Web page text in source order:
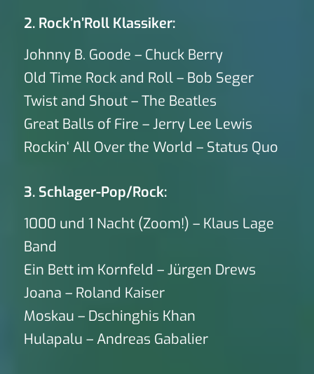
2. Rock’n’Roll Klassiker:
Johnny B. Goode – Chuck Berry
Old Time Rock and Roll – Bob Seger
Twist and Shout – The Beatles
Great Balls of Fire – Jerry Lee Lewis
Rockin‘ All Over the World – Status Quo
3. Schlager-Pop/Rock:
1000 und 1 Nacht (Zoom!) – Klaus Lage
Band
Ein Bett im Kornfeld – Jürgen Drews
Joana – Roland Kaiser
Moskau – Dschinghis Khan
Hulapalu – Andreas Gabalier